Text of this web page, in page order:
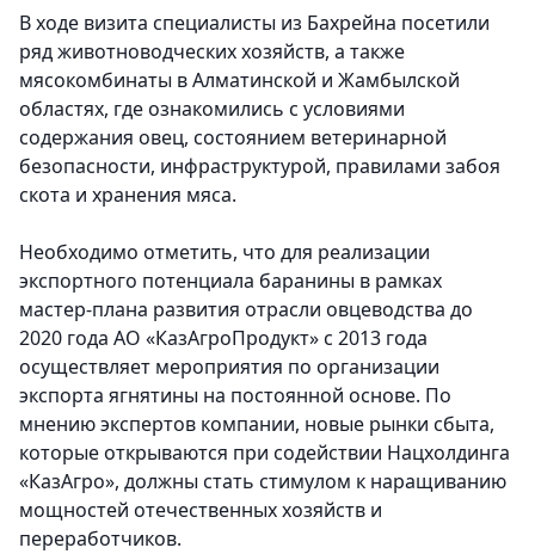
В ходе визита специалисты из Бахрейна посетили
ряд животноводческих хозяйств, а также
мясокомбинаты в Алматинской и Жамбылской
областях, где ознакомились с условиями
содержания овец, состоянием ветеринарной
безопасности, инфраструктурой, правилами забоя
скота и хранения мяса.
Необходимо отметить, что для реализации
экспортного потенциала баранины в рамках
мастер-плана развития отрасли овцеводства до
2020 года АО «КазАгроПродукт» с 2013 года
осуществляет мероприятия по организации
экспорта ягнятины на постоянной основе. По
мнению экспертов компании, новые рынки сбыта,
которые открываются при содействии Нацхолдинга
«КазАгро», должны стать стимулом к наращиванию
мощностей отечественных хозяйств и
переработчиков.